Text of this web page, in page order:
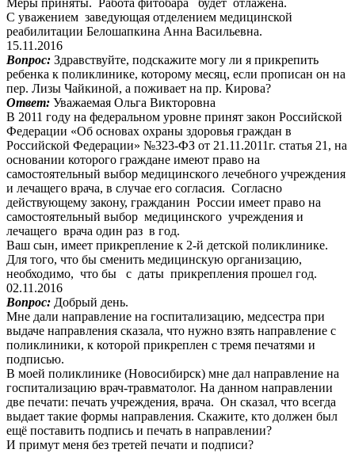
Меры приняты. Работа фитобара будет отлажена.
С уважением заведующая отделением медицинской
реабилитации Белошапкина Анна Васильевна.
15.11.2016
Вопрос: Здравствуйте, подскажите могу ли я прикрепить
ребенка к поликлинике, которому месяц, если прописан он на
пер. Лизы Чайкиной, а поживает на пр. Кирова?
Ответ: Уважаемая Ольга Викторовна
В 2011 году на федеральном уровне принят закон Российской
Федерации «Об основах охраны здоровья граждан в
Российской Федерации» №323-ФЗ от 21.11.2011г. статья 21, на
основании которого граждане имеют право на
самостоятельный выбор медицинского лечебного учреждения
и лечащего врача, в случае его согласия. Согласно
действующему закону, гражданин России имеет право на
самостоятельный выбор медицинского учреждения и
лечащего врача один раз в год.
Ваш сын, имеет прикрепление к 2-й детской поликлинике.
Для того, что бы сменить медицинскую организацию,
необходимо, что бы с даты прикрепления прошел год.
02.11.2016
Вопрос: Добрый день.
Мне дали направление на госпитализацию, медсестра при
выдаче направления сказала, что нужно взять направление с
поликлиники, к которой прикреплен с тремя печатями и
подписью.
В моей поликлинике (Новосибирск) мне дал направление на
госпитализацию врач-травматолог. На данном направлении
две печати: печать учреждения, врача. Он сказал, что всегда
выдает такие формы направления. Скажите, кто должен был
ещё поставить подпись и печать в направлении?
И примут меня без третей печати и подписи?